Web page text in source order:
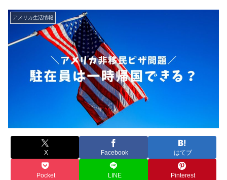
アメリカ生活情報
X Facebook はてブ
Pocket LINE Pinterest